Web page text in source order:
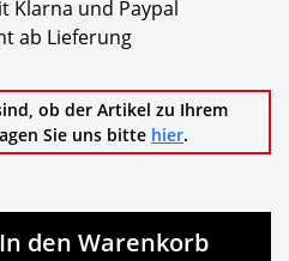
Klarna und Paypal
ab Lieferung
ob der Artikel zu Ihrem
Sie uns bitte hier.
In den Warenkorb